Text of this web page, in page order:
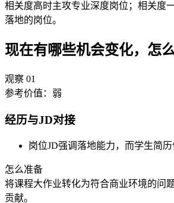
相关度高时主攻专业深度岗位；相关度
落地的岗位。
现在有哪些机会变化，怎
观察 01
参考价值： 弱
经历与JD对接
岗位JD强调落地能力，而学生简历
怎么准备
将课程大作业转化为符合商业环境的问
贡献。